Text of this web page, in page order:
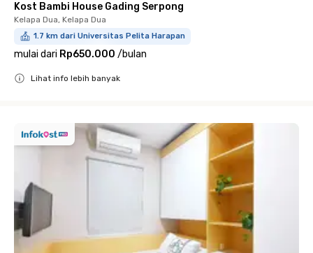
Kost Bambi House Gading Serpong
Kelapa Dua, Kelapa Dua
1.7 km dari Universitas Pelita Harapan
mulai dari Rp650.000 /bulan
Lihat info lebih banyak